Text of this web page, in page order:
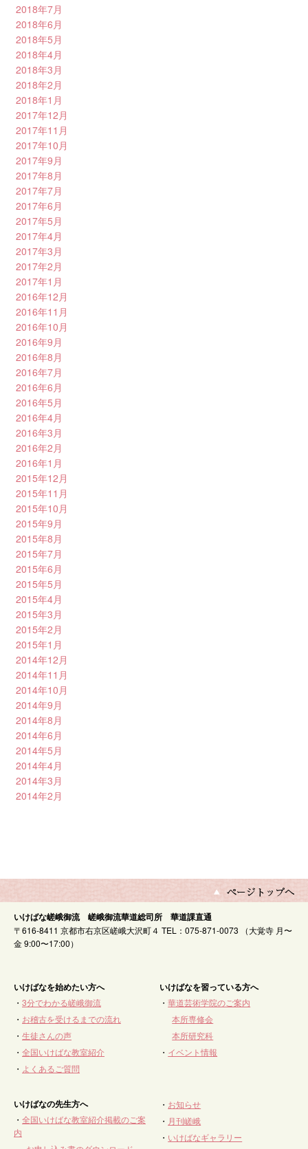
2018年7月
2018年6月
2018年5月
2018年4月
2018年3月
2018年2月
2018年1月
2017年12月
2017年11月
2017年10月
2017年9月
2017年8月
2017年7月
2017年6月
2017年5月
2017年4月
2017年3月
2017年2月
2017年1月
2016年12月
2016年11月
2016年10月
2016年9月
2016年8月
2016年7月
2016年6月
2016年5月
2016年4月
2016年3月
2016年2月
2016年1月
2015年12月
2015年11月
2015年10月
2015年9月
2015年8月
2015年7月
2015年6月
2015年5月
2015年4月
2015年3月
2015年2月
2015年1月
2014年12月
2014年11月
2014年10月
2014年9月
2014年8月
2014年6月
2014年5月
2014年4月
2014年3月
2014年2月
いけばな嵯峨御流 嵯峨御流華道総司所 華道課直通
〒616-8411 京都市右京区嵯峨大沢町４ TEL：075-871-0073 （大覚寺 月〜
金 9:00〜17:00）
いけばなを始めたい方へ
・ 3分でわかる嵯峨御流
・ お稽古を受けるまでの流れ
・ 生徒さんの声
・ 全国いけばな教室紹介
・ よくあるご質問
いけばなを習っている方へ
・華道芸術学院のご案内
本所専修会
本所研究科
・ イベント情報
いけばなの先生方へ
・ 全国いけばな教室紹介掲載のご案
内
・ お知らせ
・ 月刊嵯峨
・ いけばなギャラリー